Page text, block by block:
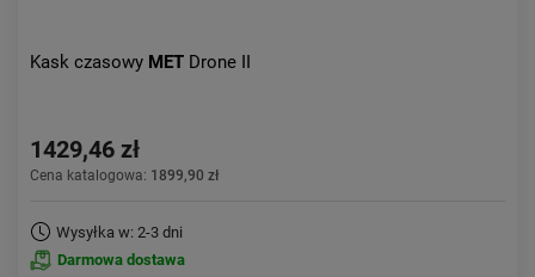
Kask czasowy MET Drone II
1429,46 zł
Cena katalogowa: 1899,90 zł
Wysyłka w: 2-3 dni
Darmowa dostawa